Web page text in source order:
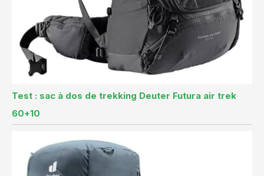
Test : sac à dos de trekking Deuter Futura air trek
60+10